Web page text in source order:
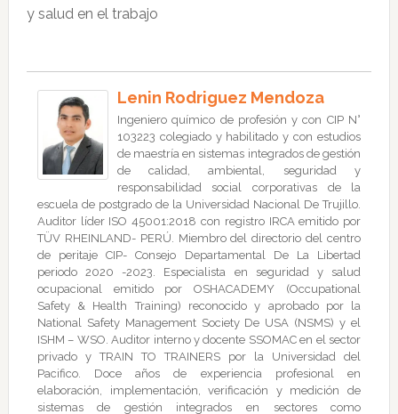
y salud en el trabajo
Lenin Rodriguez Mendoza
Ingeniero químico de profesión y con CIP N°
103223 colegiado y habilitado y con estudios
de maestría en sistemas integrados de gestión
de calidad, ambiental, seguridad y
responsabilidad social corporativas de la
escuela de postgrado de la Universidad Nacional De Trujillo.
Auditor líder ISO 45001:2018 con registro IRCA emitido por
TÜV RHEINLAND- PERÚ. Miembro del directorio del centro
de peritaje CIP- Consejo Departamental De La Libertad
periodo 2020 -2023. Especialista en seguridad y salud
ocupacional emitido por OSHACADEMY (Occupational
Safety & Health Training) reconocido y aprobado por la
National Safety Management Society De USA (NSMS) y el
ISHM – WSO. Auditor interno y docente SSOMAC en el sector
privado y TRAIN TO TRAINERS por la Universidad del
Pacifico. Doce años de experiencia profesional en
elaboración, implementación, verificación y medición de
sistemas de gestión integrados en sectores como